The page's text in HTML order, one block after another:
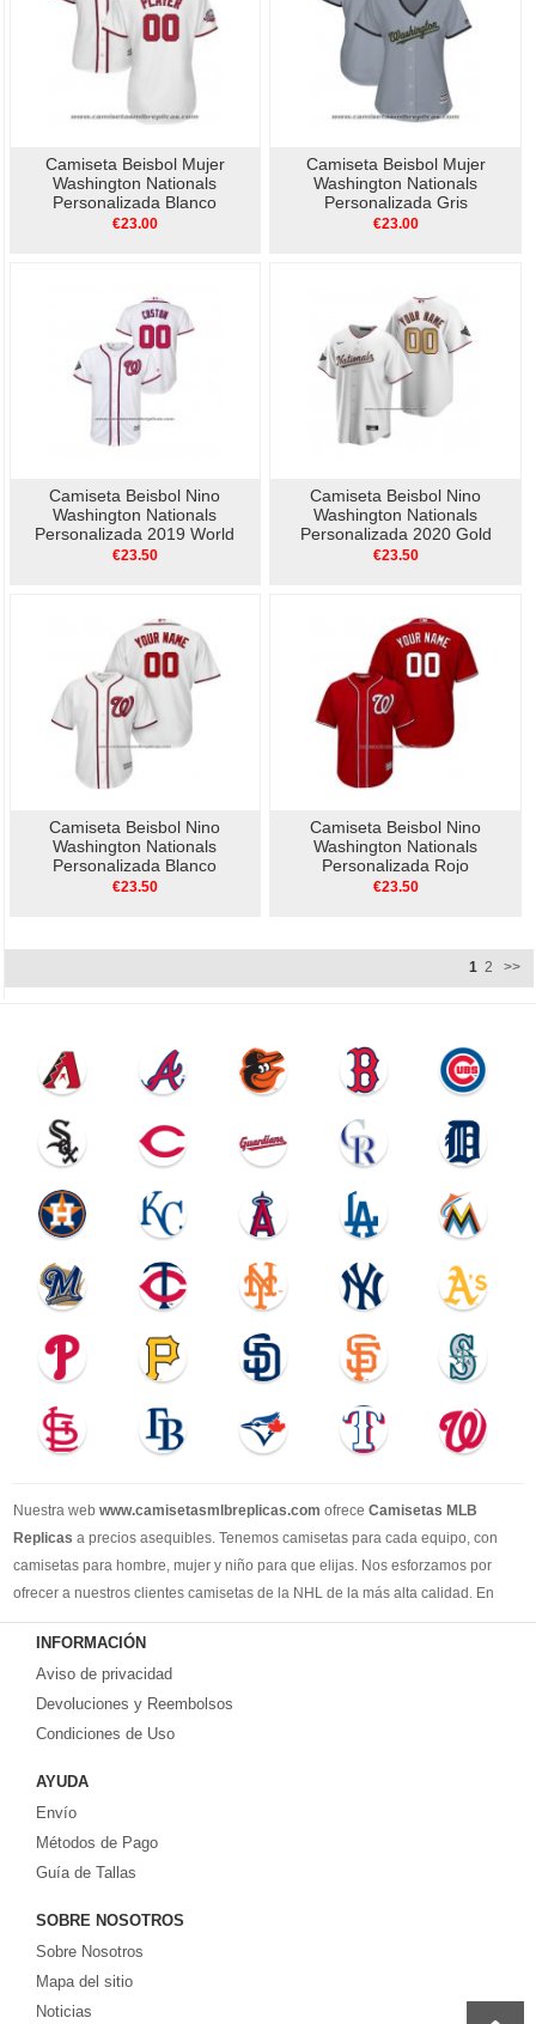
Camiseta Beisbol Mujer
Washington Nationals
Personalizada Blanco
€23.00
Camiseta Beisbol Mujer
Washington Nationals
Personalizada Gris
€23.00
Camiseta Beisbol Nino
Washington Nationals
Personalizada 2019 World
Series Bound Cool Base
€23.50
Camiseta Beisbol Nino
Washington Nationals
Personalizada 2020 Gold
Program Replica Blanco
€23.50
Camiseta Beisbol Nino
Washington Nationals
Personalizada Blanco
€23.50
Camiseta Beisbol Nino
Washington Nationals
Personalizada Rojo
€23.50
1 2 >>
Nuestra web www.camisetasmlbreplicas.com ofrece Camisetas MLB
Replicas a precios asequibles. Tenemos camisetas para cada equipo, con
camisetas para hombre, mujer y niño para que elijas. Nos esforzamos por
ofrecer a nuestros clientes camisetas de la NHL de la más alta calidad. En
2025, brindaremos el mejor servicio y le permitiremos comprar los mejores
productos de camisetas de la NHL.
INFORMACIÓN
Aviso de privacidad
Devoluciones y Reembolsos
Condiciones de Uso
AYUDA
Envío
Métodos de Pago
Guía de Tallas
SOBRE NOSOTROS
Sobre Nosotros
Mapa del sitio
Noticias